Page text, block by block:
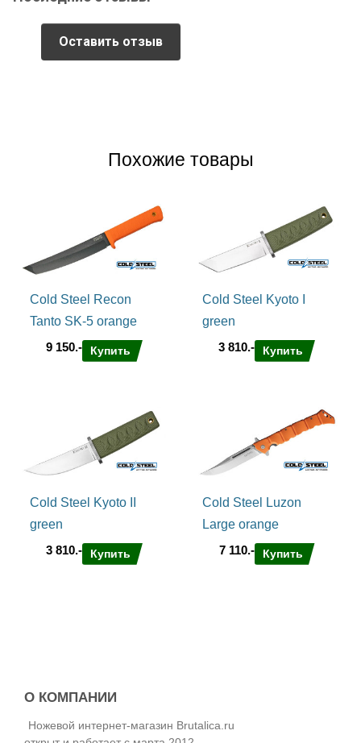
Оставить отзыв
Похожие товары
Cold Steel Recon
Tanto SK-5 orange
9 150.-
Купить
Cold Steel Kyoto I
green
3 810.-
Купить
Cold Steel Kyoto II
green
3 810.-
Купить
Cold Steel Luzon
Large orange
7 110.-
Купить
О КОМПАНИИ
Ножевой интернет-магазин Brutalica.ru